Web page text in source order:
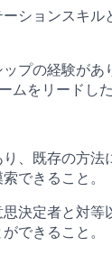
ションスキル
プの経験があ
をリードした
、既存の方法
できること。
決定者と対等
できること。